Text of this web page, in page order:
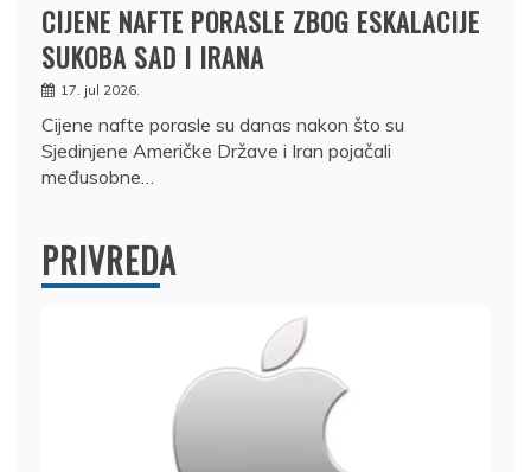
CIJENE NAFTE PORASLE ZBOG ESKALACIJE
SUKOBA SAD I IRANA
17. jul 2026.
Cijene nafte porasle su danas nakon što su
Sjedinjene Američke Države i Iran pojačali
međusobne…
PRIVREDA